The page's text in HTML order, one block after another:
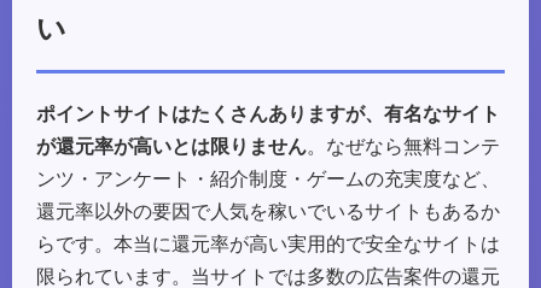
い
ポイントサイトはたくさんありますが、有名なサイト
が還元率が高いとは限りません。なぜなら無料コンテ
ンツ・アンケート・紹介制度・ゲームの充実度など、
還元率以外の要因で人気を稼いでいるサイトもあるか
らです。本当に還元率が高い実用的で安全なサイトは
限られています。当サイトでは多数の広告案件の還元